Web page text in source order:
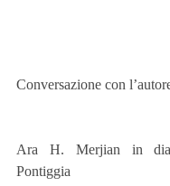
Conversazione con
Ara H. Merjian in
Pontiggia